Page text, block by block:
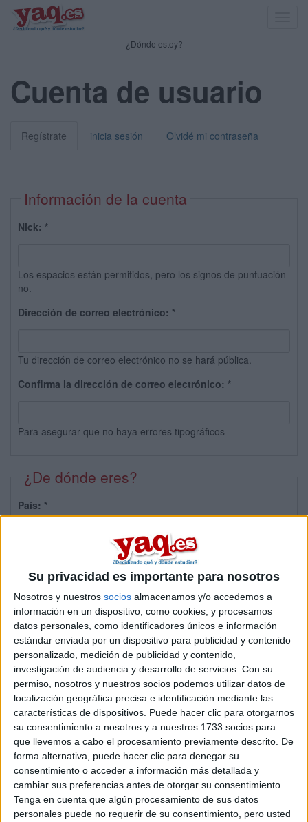
Su privacidad es importante para nosotros
Nosotros y nuestros socios almacenamos y/o accedemos a
información en un dispositivo, como cookies, y procesamos
datos personales, como identificadores únicos e información
estándar enviada por un dispositivo para publicidad y contenido
personalizado, medición de publicidad y contenido,
investigación de audiencia y desarrollo de servicios. Con su
permiso, nosotros y nuestros socios podemos utilizar datos de
localización geográfica precisa e identificación mediante las
características de dispositivos. Puede hacer clic para otorgarnos
su consentimiento a nosotros y a nuestros 1733 socios para
que llevemos a cabo el procesamiento previamente descrito. De
forma alternativa, puede hacer clic para denegar su
consentimiento o acceder a información más detallada y
cambiar sus preferencias antes de otorgar su consentimiento.
Tenga en cuenta que algún procesamiento de sus datos
personales puede no requerir de su consentimiento, pero usted
¿Dónde estoy?
Cuenta de usuario
Regístrate inicia sesión Olvidé mi contraseña
Información de la cuenta
Nick: *
Los espacios están permitidos, pero los signos de puntuación
no.
Dirección de correo electrónico: *
Tu dirección de correo electrónico no se hará pública.
Confirma la dirección de correo electrónico: *
Para asegurar que no haya errores tipográficos
¿De dónde eres?
País: *
Sobre ti
Soy:*
Chico
Chica
¿En qué año terminas (o terminaste) bachillerato o FP?
Soy estudiante de:*